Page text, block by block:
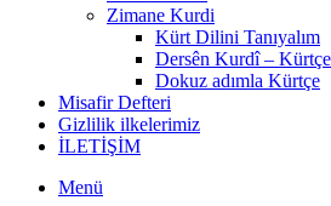
Zimane Kurdi
Kürt Dilini Tanıyalım
Dersên Kurdî –
Dokuz adımla Kürtçe
Misafir Defteri
Gizlilik ilkelerimiz
İLETİŞİM
Menü